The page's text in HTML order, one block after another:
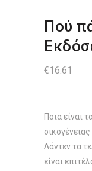
Πού
€16.61
Ποια είναι
Λάντεν τα
είναι